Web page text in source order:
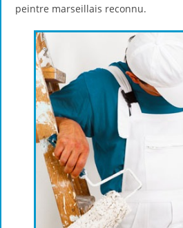
peintre marseillais reconnu.